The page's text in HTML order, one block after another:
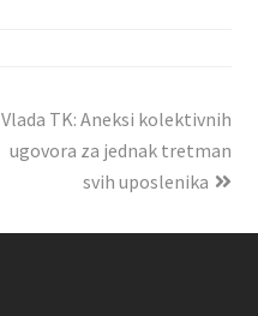
Vlada TK: Aneksi kolektivnih
ugovora za jednak tretman
svih uposlenika